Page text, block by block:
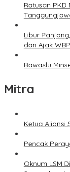
Ratusan PKD
Libur
dan Ajak
Bawaslu
Mitra
Ketua Aliansi
Pencak
Oknum LSM